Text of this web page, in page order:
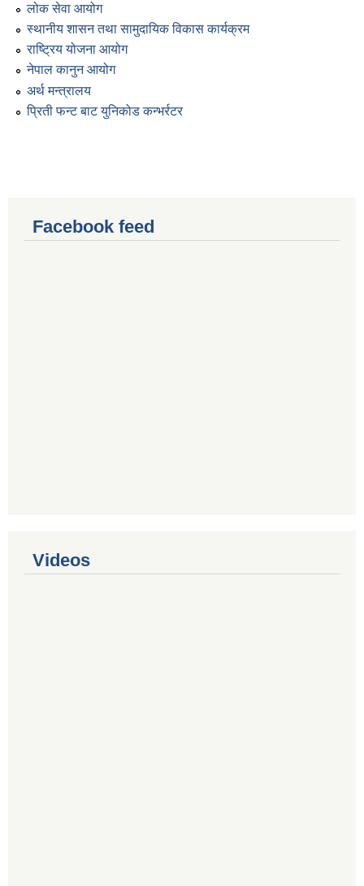
लोक सेवा आयोग
स्थानीय शासन तथा सामुदायिक विकास कार्यक्रम
राष्ट्रिय योजना आयोग
नेपाल कानुन आयोग
अर्थ मन्त्रालय
प्रिती फन्ट बाट युनिकोड कन्भर्रटर
Facebook feed
Videos